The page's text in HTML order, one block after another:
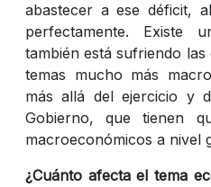
abastecer a ese déficit,
perfectamente. Existe
también está sufriendo
temas mucho más
más allá del ejercicio y
Gobierno, que tienen
macroeconómicos a nivel
¿Cuánto afecta el tema